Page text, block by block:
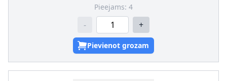
Pieejams: 4
- +
Pievienot grozam